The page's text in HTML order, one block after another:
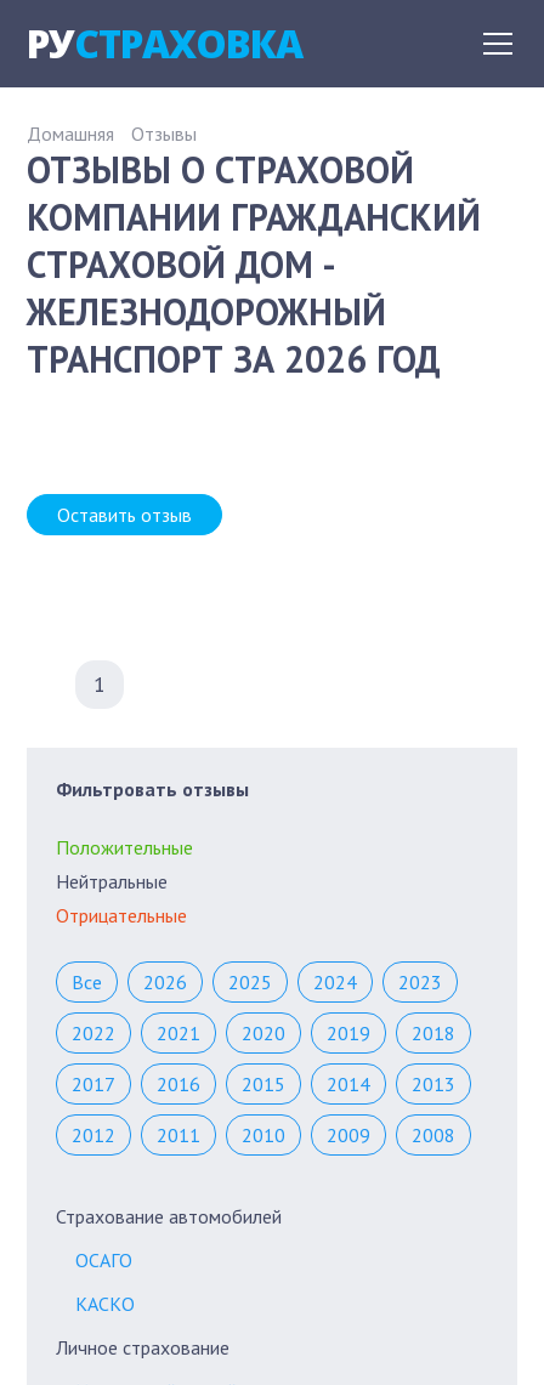
РУСТРАХОВКА
Домашняя Отзывы
ОТЗЫВЫ О СТРАХОВОЙ
КОМПАНИИ ГРАЖДАНСКИЙ
СТРАХОВОЙ ДОМ -
ЖЕЛЕЗНОДОРОЖНЫЙ
ТРАНСПОРТ ЗА 2026 ГОД
Оставить отзыв
1
Фильтровать отзывы
Положительные
Нейтральные
Отрицательные
Все 2026 2025 2024 2023
2022 2021 2020 2019 2018
2017 2016 2015 2014 2013
2012 2011 2010 2009 2008
Страхование автомобилей
ОСАГО
КАСКО
Личное страхование